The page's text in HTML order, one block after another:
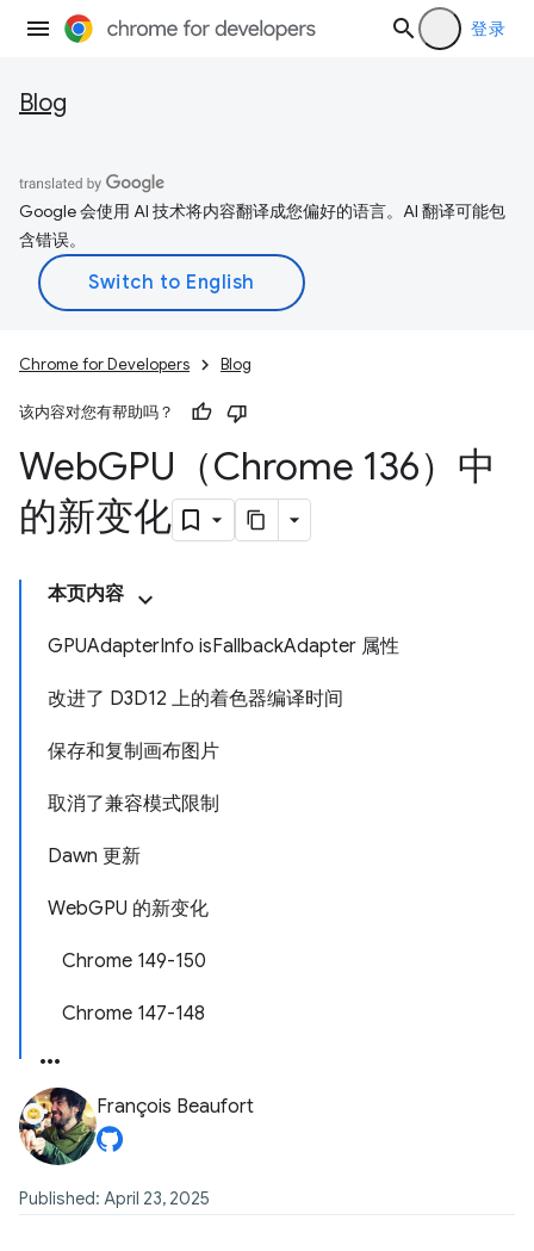
登录
Blog
Google 会使用 AI 技术将内容翻译成您偏好的语言。AI 翻译可能包
含错误。
Chrome for Developers Blog
该内容对您有帮助吗？
WebGPU（Chrome 136）中
的新变化
本页内容
GPUAdapterInfo isFallbackAdapter 属性
改进了 D3D12 上的着色器编译时间
保存和复制画布图片
取消了兼容模式限制
Dawn 更新
WebGPU 的新变化
Chrome 149-150
Chrome 147-148
François Beaufort
Published: April 23, 2025